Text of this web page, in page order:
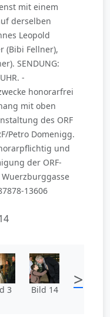
mit einem
derselben
Leopold
(Bibi Fellner),
SENDUNG:
-
honorarfrei
mit oben
des ORF
Petro Domenigg.
und
der ORF-
Wuerzburggasse
13606
3 Bild 14 >